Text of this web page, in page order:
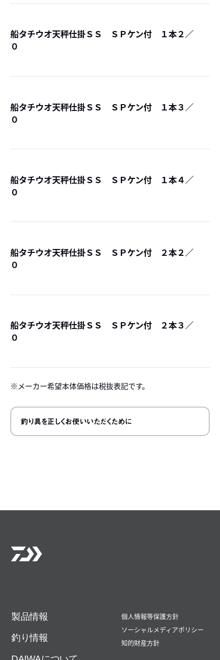
船タチウオ天秤仕掛ＳＳ ＳＰケン付 １本２／
０
船タチウオ天秤仕掛ＳＳ ＳＰケン付 １本３／
０
船タチウオ天秤仕掛ＳＳ ＳＰケン付 １本４／
０
船タチウオ天秤仕掛ＳＳ ＳＰケン付 ２本２／
０
船タチウオ天秤仕掛ＳＳ ＳＰケン付 ２本３／
０
メーカー希望本体価格は税抜表記です。
釣り具を正しくお使いいただくために
製品情報
釣り情報
個人情報等保護方針
ソーシャルメディアポリシー
知的財産方針